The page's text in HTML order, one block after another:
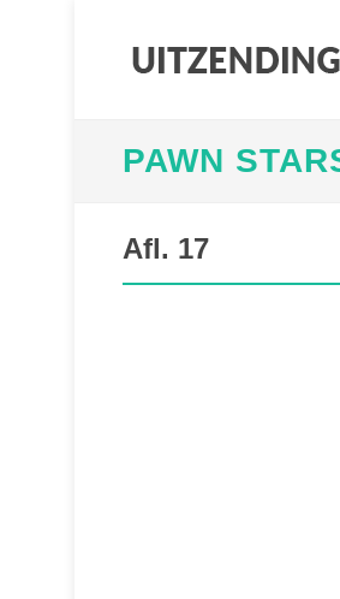
PAWN
Afl. 17